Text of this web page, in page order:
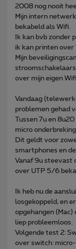
2008 nog nooit
Mijn intern
bekabeld als Wifi.
Ik kan bvb zonder
ik kan printen over
Mijn
over mijn eigen
Vandaag
problemen gehad
Tussen 7u en
micro
Dit geldt voor
smartphones en
Vanaf 9u steevast
over UTP 5/6
Ik heb nu de
losgekoppeld, en
opgehangen (Mac)
liep probleemloos.
Volgende test 2:
over switch: